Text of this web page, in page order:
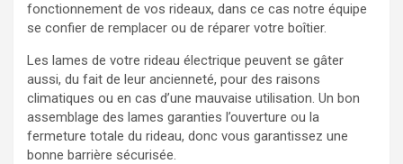
fonctionnement de vos rideaux, dans ce cas notre équipe
se confier de remplacer ou de réparer votre boîtier.
Les lames de votre rideau électrique peuvent se gâter
aussi, du fait de leur ancienneté, pour des raisons
climatiques ou en cas d’une mauvaise utilisation. Un bon
assemblage des lames garanties l’ouverture ou la
fermeture totale du rideau, donc vous garantissez une
bonne barrière sécurisée.